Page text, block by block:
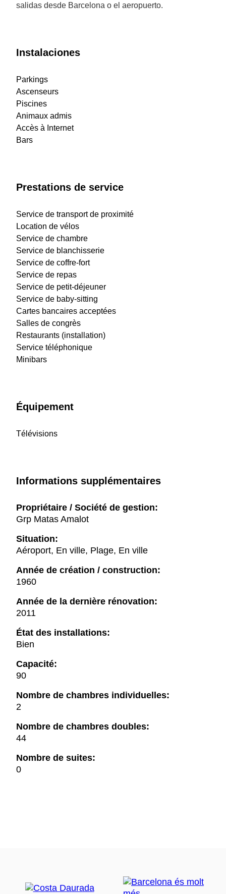
salidas desde Barcelona o el aeropuerto.
Instalaciones
Parkings
Ascenseurs
Piscines
Animaux admis
Accès à Internet
Bars
Prestations de service
Service de transport de proximité
Location de vélos
Service de chambre
Service de blanchisserie
Service de coffre-fort
Service de repas
Service de petit-déjeuner
Service de baby-sitting
Cartes bancaires acceptées
Salles de congrès
Restaurants (installation)
Service téléphonique
Minibars
Équipement
Télévisions
Informations supplémentaires
Propriétaire / Société de gestion:
Grp Matas Amalot
Situation:
Aéroport, En ville, Plage, En ville
Année de création / construction:
1960
Année de la dernière rénovation:
2011
État des installations:
Bien
Capacité:
90
Nombre de chambres individuelles:
2
Nombre de chambres doubles:
44
Nombre de suites:
0